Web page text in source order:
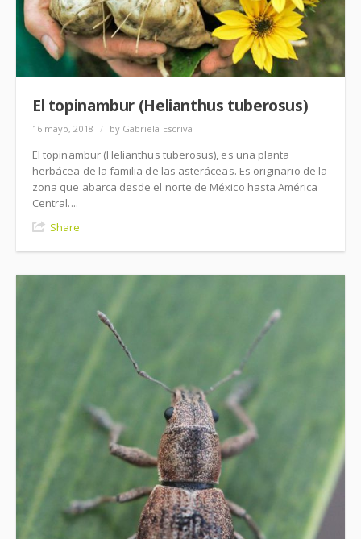
El topinambur (Helianthus tuberosus)
16 mayo, 2018 / by Gabriela Escriva
El topinambur (Helianthus tuberosus), es una planta
herbácea de la familia de las asteráceas. Es originario de la
zona que abarca desde el norte de México hasta América
Central....
Share